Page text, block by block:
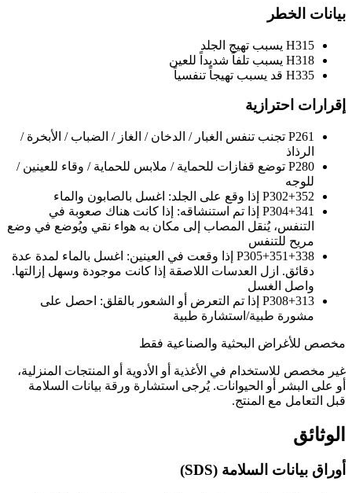
بيانات الخطر
H315 يسبب تهيج الجلد
H318 يسبب تلفاً شديداً للعين
H335 قد يسبب تهيجاً تنفسياً
إقرارات احترازية
P261 تجنب تنفس الغبار / الدخان / الغاز / الضباب / الأبخرة /
الرذاذ
P280 توضع قفازات للحماية / ملابس للحماية / وقاء للعينين /
للوجه
P302+352 إذا وقع على الجلد: اغسل بالصابون والماء
P304+341 إذا تم استنشاقه: إذا كانت هناك صعوبة في
التنفس، يُنقل المصاب إلى مكان به هواء نقي ويُوضع في وضع
مريح للتنفس
P305+351+338 إذا وقعت في العينين: اغسل بالماء لمدة عدة
دقائق. ازل العدسات اللاصقة إذا كانت موجودة وسهل إزالتها.
واصل الغسل
P308+313 إذا تم التعرض أو الشعور بالقلق: احصل على
مشورة طبية/استشارة طبية
مخصص للأغراض البحثية والصناعية فقط
غير مخصص للاستخدام في الأغذية أو الأدوية أو المنتجات المنزلية،
أو على البشر أو الحيوانات. يُرجى استشارة ورقة بيانات السلامة
قبل التعامل مع المنتج.
الوثائق
أوراق بيانات السلامة (SDS)